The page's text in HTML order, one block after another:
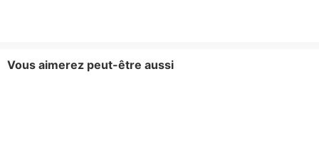
Vous aimerez peut-être aussi